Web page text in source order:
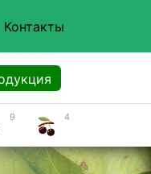
Контакты
9 4